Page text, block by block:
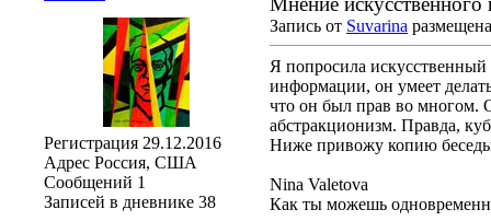
Запись от Suvarina
Я попросила искусственный
информации, он умеет
что он был прав во многом.
абстракционизм. Правда,
Ниже привожу копию беседы
Nina Valetova
Как ты можешь
Регистрация 29.12.2016
Адрес Россия, США
Сообщений 1
Записей в дневнике 38